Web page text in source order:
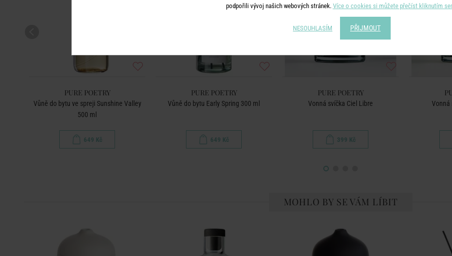
PURE POETRY
Vůně do bytu ve spreji Sunshine Valley
500 ml
649 Kč
PURE POETRY
Vůně do bytu Early Spring 300 ml
649 Kč
PURE POETRY
Vonná svíčka Ciel Libre
399 Kč
Vonná
MOHLO BY SE VÁM LÍBIT
podpořili vývoj našich webových stránek. Více o cookies si můžete přečíst kliknutím
NESOUHLASÍM PŘIJMOUT